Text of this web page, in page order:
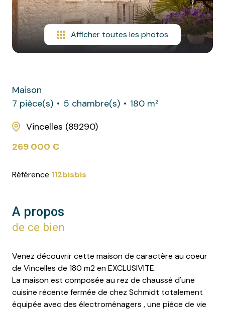
l'atelier
de
l'immo
prestige
Afficher toutes les photos
Maison
7 pièce(s)
5 chambre(s)
180 m²
Vincelles (89290)
269 000 €
Référence 112bisbis
A propos
de ce bien
Venez découvrir cette maison de caractère au coeur
de Vincelles de 180 m2 en EXCLUSIVITE.
La maison est composée au rez de chaussé d'une
cuisine récente fermée de chez Schmidt totalement
équipée avec des électroménagers , une pièce de vie